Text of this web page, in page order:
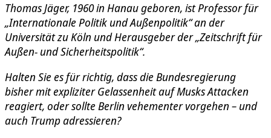
Thomas Jäger, 1960 in Hanau geboren, ist Professor für
„Internationale Politik und Außenpolitik“ an der
Universität zu Köln und Herausgeber der „Zeitschrift für
Außen- und Sicherheitspolitik“.
Halten Sie es für richtig, dass die Bundesregierung
bisher mit expliziter Gelassenheit auf Musks Attacken
reagiert, oder sollte Berlin vehementer vorgehen – und
auch Trump adressieren?